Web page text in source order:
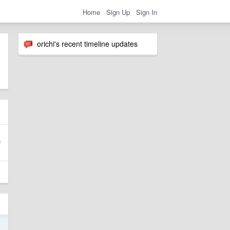
Home Sign Up Sign In
orichi's recent timeline updates